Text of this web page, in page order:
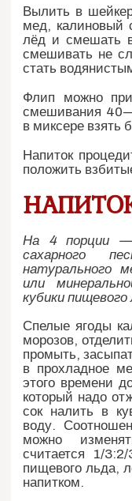
Вылить в
мед, калиновый
лёд и смешать
смешивать не
стать
Флип можно
смешивания
в миксере взять
Напиток
положить
На 4 порции —
сахарного
натурального
или
кубики пищевого
Спелые ягоды
морозов,
промыть,
в прохладное
этого времени
который надо
сок налить в
воду.
можно
считается 1/
пищевого льда,
напитком.